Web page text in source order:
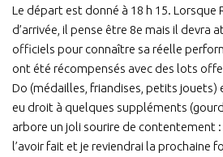
Le départ est donné à 18 h 15. Lorsque
d’arrivée, il pense être 8e mais il devra
officiels pour connaître sa réelle
ont été récompensés avec des lots
Do (médailles, friandises, petits jouets)
eu droit à quelques suppléments
arbore un joli sourire de contentement
l’avoir fait et je reviendrai la prochaine